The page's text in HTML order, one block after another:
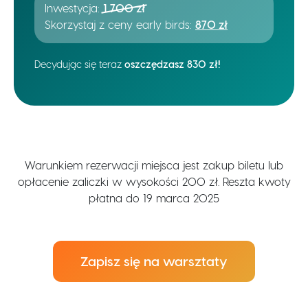
Inwestycja: 1 700 zł
Skorzystaj z ceny early birds: 870 zł
Decydując się teraz oszczędzasz 830 zł!
Warunkiem rezerwacji miejsca jest zakup biletu lub
opłacenie zaliczki w wysokości 200 zł. Reszta kwoty
płatna do 19 marca 2025
Zapisz się na warsztaty